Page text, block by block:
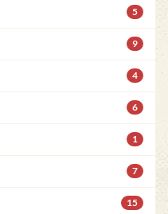
5
9
4
6
1
7
15